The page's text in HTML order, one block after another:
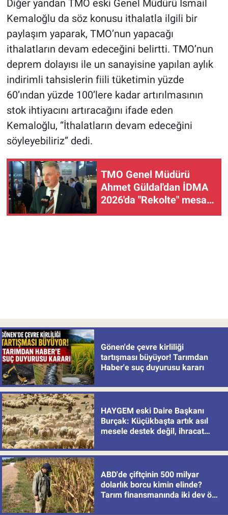
Diğer yandan TMO eski Genel Müdürü İsmail
Kemaloğlu da söz konusu ithalatla ilgili bir
paylaşım yaparak, TMO’nun yapacağı
ithalatların devam edeceğini belirtti. TMO’nun
deprem dolayısı ile un sanayisine yapılan aylık
indirimli tahsislerin fiili tüketimin yüzde
60’ından yüzde 100’lere kadar artırılmasının
stok ihtiyacını artıracağını ifade eden
Kemaloğlu, “İthalatların devam edeceğini
söyleyebiliriz” dedi.
TMO Genel Müdürü
Ahmet Güldal'dan İDMA
2026'da "Rekolte" mesajı:
Üretim beklentilerin
Gönen'de çevre kirliliği
tartışması büyüyor! Tarımdan
Haber'e suç duyurusu kararı
HAYGEM eski Daire Başkanı
Burçak: Küçükbaşta artık asıl
mesele destek değil, ihracat
ABD'de çiftçinin 500 milyar
dolarlık borcu kimin elinde?
Tarım finansmanında iki dev öne